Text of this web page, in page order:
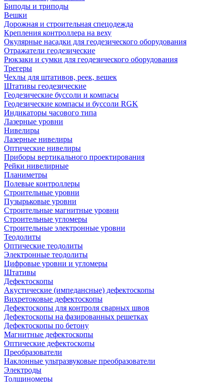
Биподы и триподы
Вешки
Дорожная и строительная спецодежда
Крепления контроллера на веху
Окулярные насадки для геодезического оборудования
Отражатели геодезические
Рюкзаки и сумки для геодезического оборудования
Трегеры
Чехлы для штативов, реек, вешек
Штативы геодезические
Геодезические буссоли и компасы
Геодезические компасы и буссоли RGK
Индикаторы часового типа
Лазерные уровни
Нивелиры
Лазерные нивелиры
Оптические нивелиры
Приборы вертикального проектирования
Рейки нивелирные
Планиметры
Полевые контроллеры
Строительные уровни
Пузырьковые уровни
Строительные магнитные уровни
Строительные угломеры
Строительные электронные уровни
Теодолиты
Оптические теодолиты
Электронные теодолиты
Цифровые уровни и угломеры
Штативы
Дефектоскопы
Акустические (импедансные) дефектоскопы
Вихретоковые дефектоскопы
Дефектоскопы для контроля сварных швов
Дефектоскопы на фазированных решетках
Дефектоскопы по бетону
Магнитные дефектоскопы
Оптические дефектоскопы
Преобразователи
Наклонные ультразвуковые преобразователи
Электроды
Толщиномеры